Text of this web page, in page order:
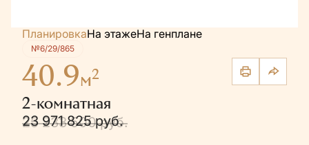
ПланировкаНа этажеНа генплане
№6/29/865
40.9м2
2-комнатная
25 233 500 руб.
23 971 825 руб.